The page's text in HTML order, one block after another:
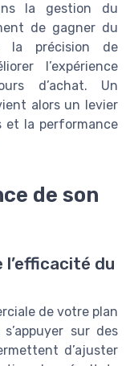
la gestion du
de gagner du
la précision de
l’expérience
d’achat. Un
alors un levier
et la performance
de son
du
de votre plan
sur des
d’ajuster